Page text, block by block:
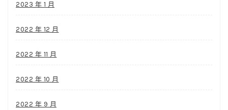
2023 年 1 月
2022 年 12 月
2022 年 11 月
2022 年 10 月
2022 年 9 月